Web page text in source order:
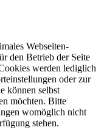
Webseiten-
den Betrieb der Seite
werden lediglich
oder zur
können selbst
möchten. Bitte
womöglich nicht
stehen.